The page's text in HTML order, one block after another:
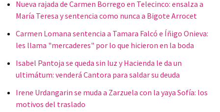
Nueva rajada de Carmen Borrego en Telecinco: ensalza a
María Teresa y sentencia como nunca a Bigote Arrocet
Carmen Lomana sentencia a Tamara Falcó e Íñigo Onieva:
les llama "mercaderes" por lo que hicieron en la boda
Isabel Pantoja se queda sin luz y Hacienda le da un
ultimátum: venderá Cantora para saldar su deuda
Irene Urdangarin se muda a Zarzuela con la yaya Sofía: los
motivos del traslado